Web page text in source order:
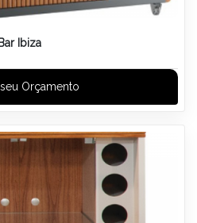
Bar Ibiza
Orçamento